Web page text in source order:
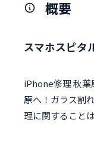
概要
スマホスピタ
iPhone修理 秋
原へ！ガラス割
理に関すること